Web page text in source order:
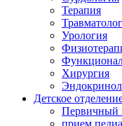
Терапия
Урология
Хирургия
Детское
Первичный
прием